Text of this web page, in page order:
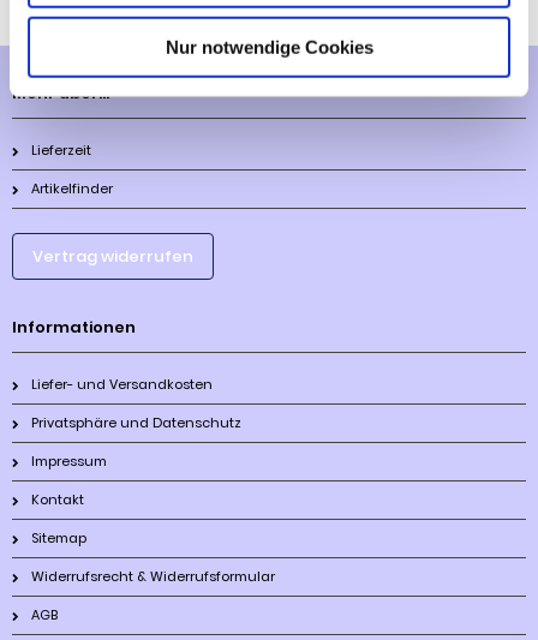
Nur notwendige Cookies
Mehr über...
Lieferzeit
Artikelfinder
Vertrag widerrufen
Informationen
Liefer- und Versandkosten
Privatsphäre und Datenschutz
Impressum
Kontakt
Sitemap
Widerrufsrecht & Widerrufsformular
AGB